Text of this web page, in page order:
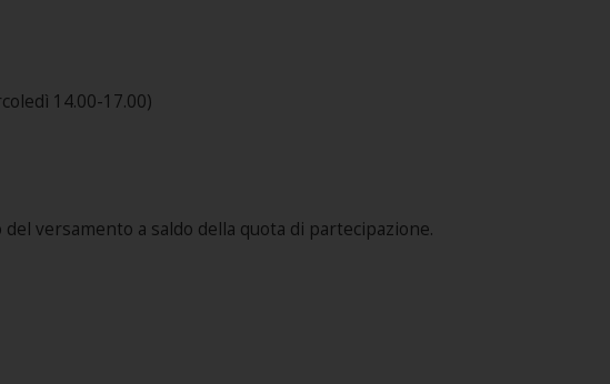
14.00-17.00)
versamento a saldo della quota di partecipazione.